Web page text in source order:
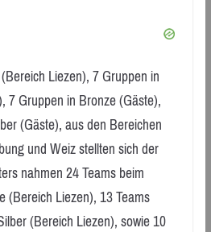
Liezen), 7 Gruppen in
7 Gruppen in Bronze (Gäste),
(Gäste), aus den Bereichen
und Weiz stellten sich der
nahmen 24 Teams beim
(Bereich Liezen), 13 Teams
(Bereich Liezen), sowie 10